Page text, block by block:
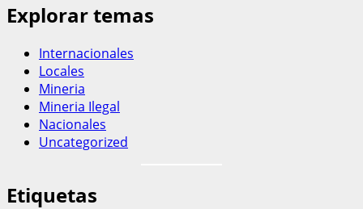
Explorar temas
Internacionales
Locales
Mineria
Mineria Ilegal
Nacionales
Uncategorized
Etiquetas